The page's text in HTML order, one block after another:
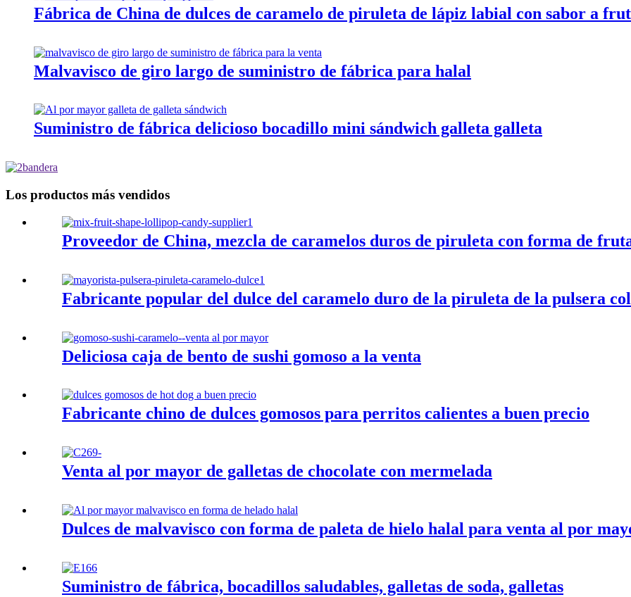
Fábrica de China de dulces de caramelo de piruleta de lápiz labial con sabor a
Malvavisco de giro largo de suministro de fábrica para halal
Suministro de fábrica delicioso bocadillo mini sándwich galleta galleta
Los productos más vendidos
Proveedor de China, mezcla de caramelos duros de piruleta con forma de
Fabricante popular del dulce del caramelo duro de la piruleta de la pulsera
Deliciosa caja de bento de sushi gomoso a la venta
Fabricante chino de dulces gomosos para perritos calientes a buen precio
Venta al por mayor de galletas de chocolate con mermelada
Dulces de malvavisco con forma de paleta de hielo halal para venta al por
Suministro de fábrica, bocadillos saludables, galletas de soda, galletas